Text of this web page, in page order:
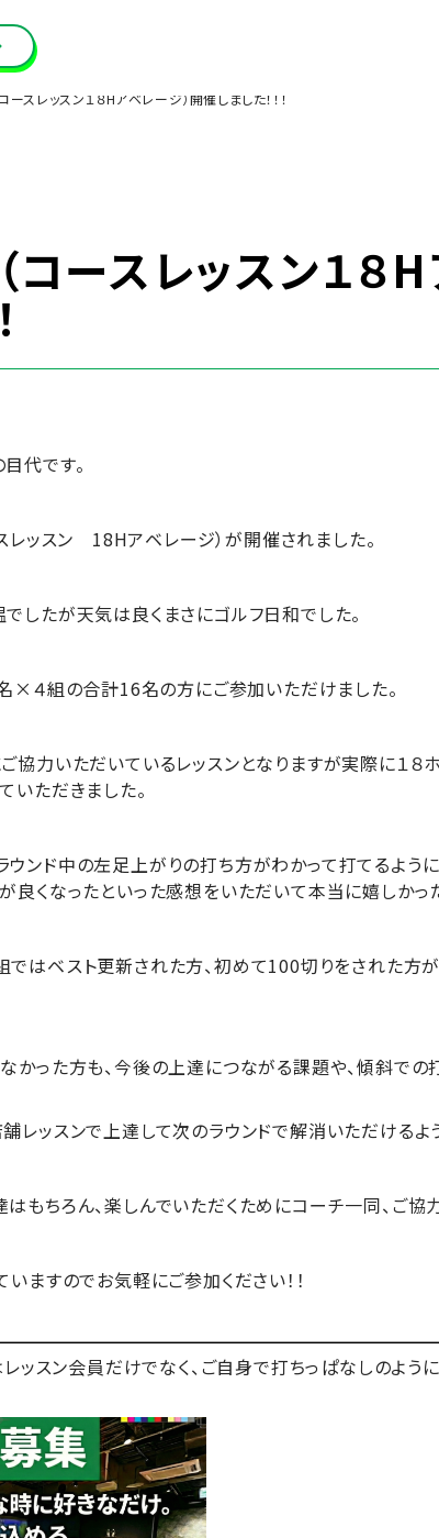
ースレッスン１８Hアベレージ）開催しました！！！
コースレッスン１８
代です。
レッスン 18Hアベレージ）が開催されました。
したが天気は良くまさにゴルフ日和でした。
×４組の合計16名の方にご参加いただけました。
協力いただいているレッスンとなりますが実際に１８
いただきました。
ンド中の左足上がりの打ち方がわかって打てるように
良くなったといった感想をいただいて本当に嬉しかっ
はベスト更新された方、初めて100切りをされた方
かった方も、今後の上達につながる課題や、傾斜での
レッスンで上達して次のラウンドで解消いただけるよ
もちろん、楽しんでいただくためにコーチ一同、ご協
いますのでお気軽にご参加ください！！
ッスン会員だけでなく、ご自身で打ちっぱなしのよう